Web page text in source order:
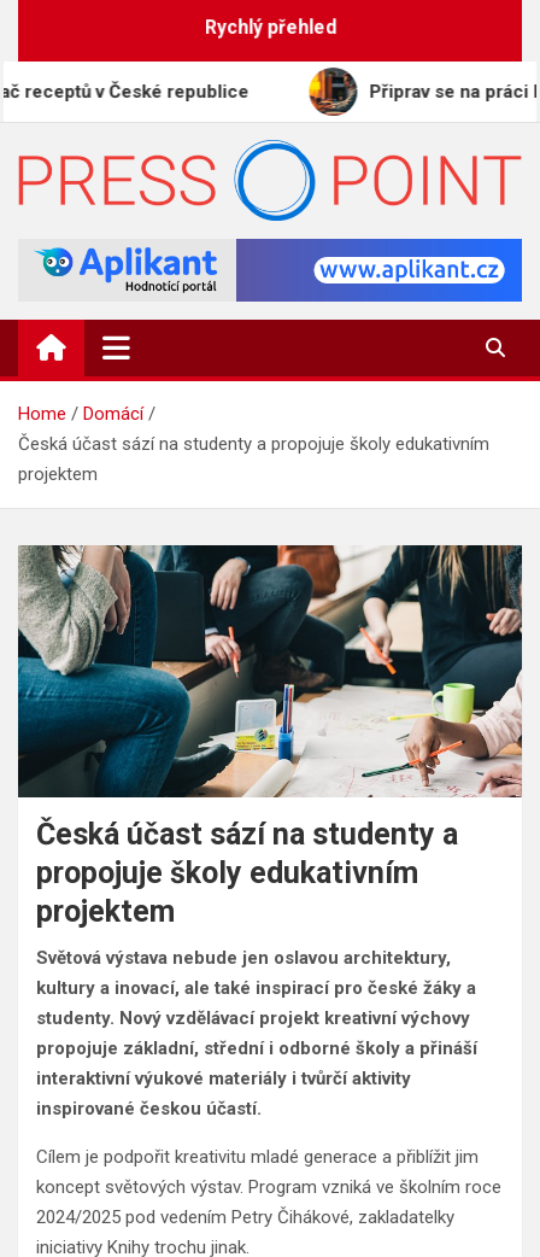
Rychlý přehled
v České republice Připrav se na práci
PRESS-POINT.CZ
Home
Domácí
Česká účast sází na studenty a propojuje školy edukativním
projektem
Česká účast sází na studenty a
propojuje školy edukativním
projektem
Světová výstava nebude jen oslavou architektury,
kultury a inovací, ale také inspirací pro české žáky a
studenty. Nový vzdělávací projekt kreativní výchovy
propojuje základní, střední i odborné školy a přináší
interaktivní výukové materiály i tvůrčí aktivity
inspirované českou účastí.
Cílem je podpořit kreativitu mladé generace a přiblížit jim
koncept světových výstav. Program vzniká ve školním roce
2024/2025 pod vedením Petry Čihákové, zakladatelky
iniciativy Knihy trochu jinak.